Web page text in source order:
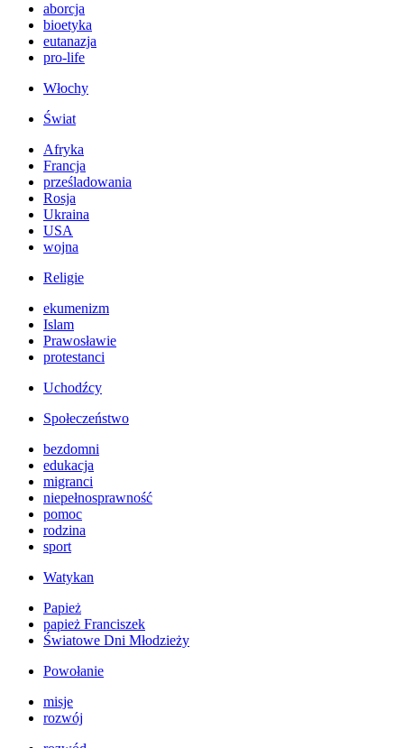
aborcja
bioetyka
eutanazja
pro-life
Włochy
Świat
Afryka
Francja
prześladowania
Rosja
Ukraina
USA
wojna
Religie
ekumenizm
Islam
Prawosławie
protestanci
Uchodźcy
Społeczeństwo
bezdomni
edukacja
migranci
niepełnosprawność
pomoc
rodzina
sport
Watykan
Papież
papież Franciszek
Światowe Dni Młodzieży
Powołanie
misje
rozwój